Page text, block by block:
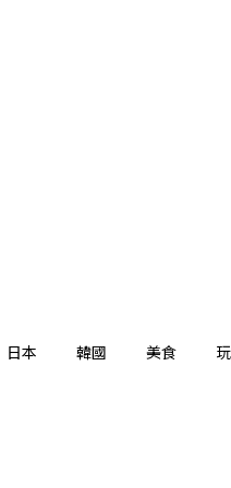
日本 韓國 美食